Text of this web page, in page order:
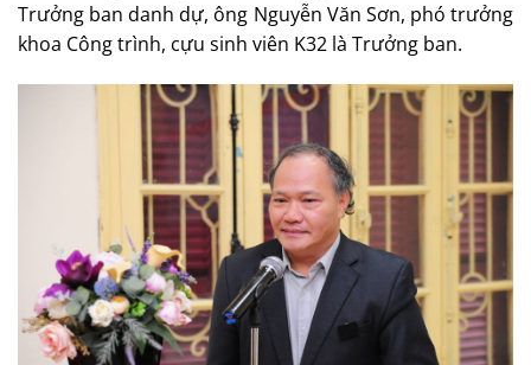
Trưởng ban danh dự, ông Nguyễn Văn Sơn, phó trưởng
khoa Công trình, cựu sinh viên K32 là Trưởng ban.